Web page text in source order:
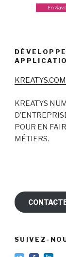
KREATYS.COM
KREATYS
POUR EN
MÉTIERS.
SUIVEZ-